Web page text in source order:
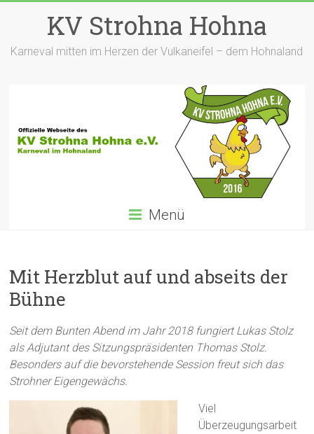
KV Strohna Hohna
Karneval mitten im Herzen der Vulkaneifel – dem Hohnaland
Menü
Mit Herzblut auf und abseits der
Bühne
Seit dem Bunten Abend im Jahr 2018 fungiert Lukas Stolz
als Adjutant des Sitzungspräsidenten Thomas Stolz.
Besonders auf die bevorstehende Session freut sich das
Strohner Eigengewächs.
Viel
Überzeugungsarbeit